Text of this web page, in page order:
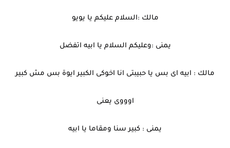
مالك :السلام عليكم يا يويو
يمنى :وعليكم السلام يا ابيه اتفضل
مالك : ابيه اى بس يا حبيبتى انا اخوكى الكبير ايوة بس مش كبير
اوووى يعنى
يمنى : كبير سنا ومقاما يا ابيه